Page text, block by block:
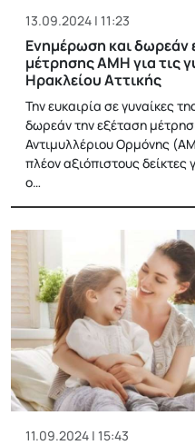
13.09.2024 | 11:23
Ενημέρωση και δωρεάν
μέτρησης ΑΜΗ για τις
Ηρακλείου Αττικής
Την ευκαιρία σε γυναίκες
δωρεάν την εξέταση
Αντιμυλλέριου Ορμόνης
πλέον αξιόπιστους δείκτες
ο…
11.09.2024 | 15:43